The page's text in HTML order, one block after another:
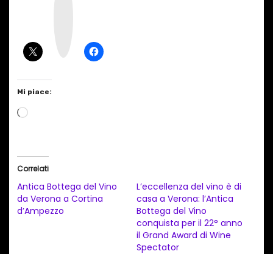
Mi piace:
C
a
m
Correlati
Antica Bottega del Vino
da Verona a Cortina
d’Ampezzo
L’eccellenza del vino è di
casa a Verona: l’Antica
Bottega del Vino
conquista per il 22° anno
il Grand Award di Wine
Spectator